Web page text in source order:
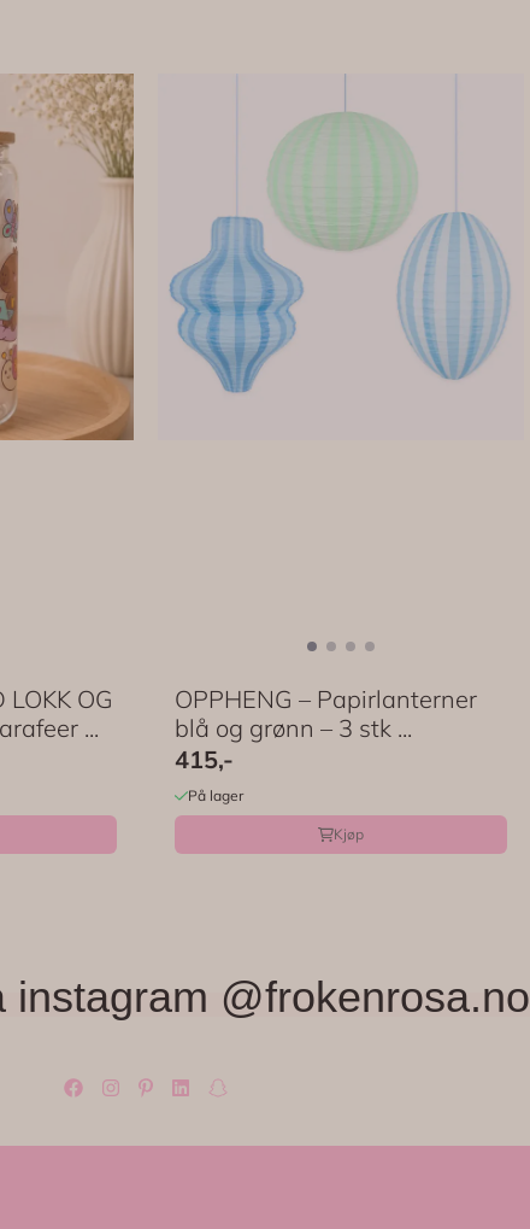
LOKK OG
...
OPPHENG – Papirlanterner
blå og grønn – 3 stk ...
415,-
På lager
Kjøp
instagram @frokenrosa.no